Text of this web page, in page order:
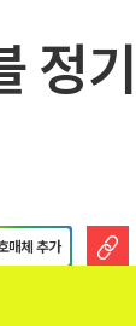
정
매체 추가